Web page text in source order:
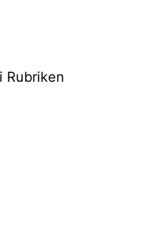
Rubriken